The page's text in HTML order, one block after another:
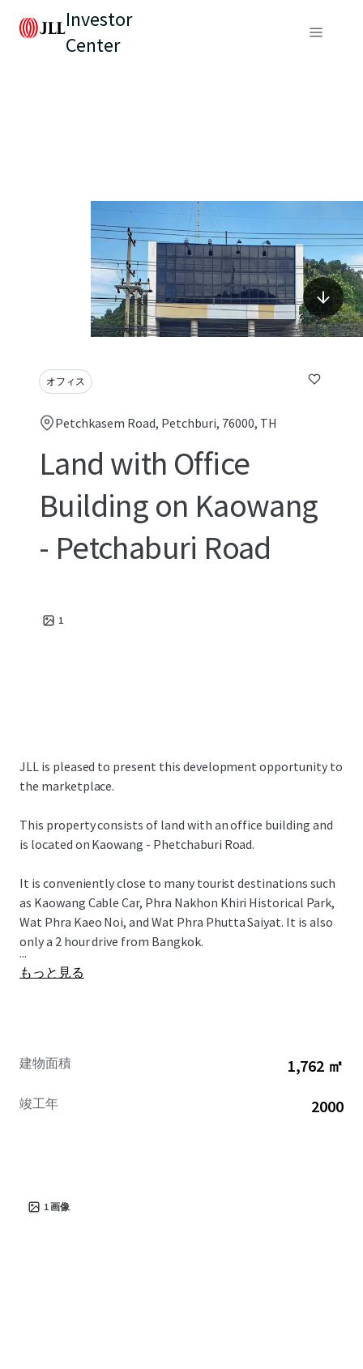
Investor
Center
オフィス
Petchkasem Road, Petchburi, 76000, TH
Land with Office
Building on Kaowang
- Petchaburi Road
1
JLL is pleased to present this development opportunity to
the marketplace.
This property consists of land with an office building and
is located on Kaowang - Phetchaburi Road.
It is conveniently close to many tourist destinations such
as Kaowang Cable Car, Phra Nakhon Khiri Historical Park,
Wat Phra Kaeo Noi, and Wat Phra Phutta Saiyat. It is also
only a 2 hour drive from Bangkok.
...
もっと見る
建物面積 1,762 ㎡
竣工年 2000
1画像